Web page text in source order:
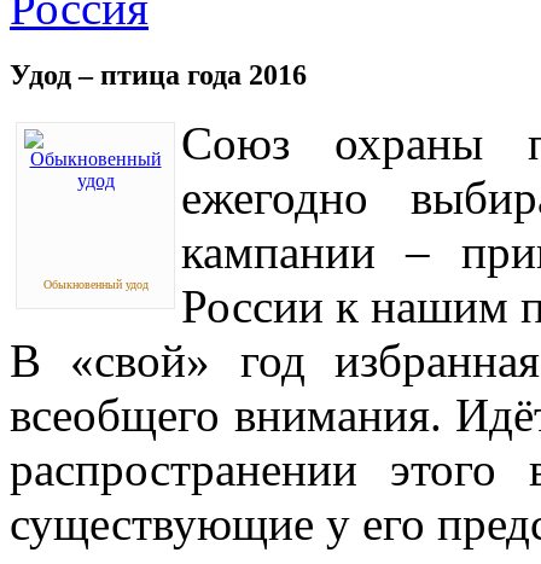
Удод – птица года 2016
Обыкновенный удод
Союз охраны
ежегодно
кампании –
России к нашим
В «свой» год
всеобщего внимания.
распространении
существующие у его